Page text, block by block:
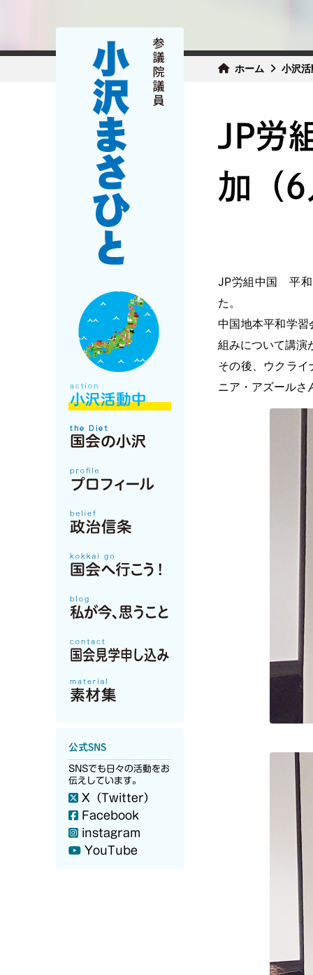
ホーム 小沢
公式SNS
SNSでも日々の活動をお
伝えしています。
X（Twitter）
Facebook
instagram
YouTube
JP労
加（
JP労組中国 平和
た。
中国地本平和学
組みについて講演
その後、ウクラ
ニア・アズールさ